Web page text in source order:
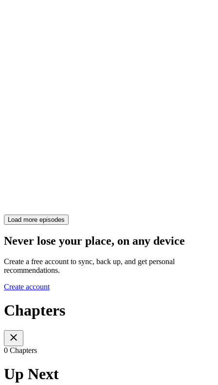
Load more episodes
Never lose your place, on any device
Create a free account to sync, back up, and get personal
recommendations.
Create account
Chapters
0 Chapters
Up Next